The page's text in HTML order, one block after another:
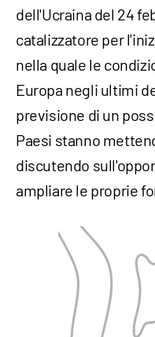
dell'Ucraina del 24
catalizzatore per
nella quale le
Europa negli ultimi
previsione di un
Paesi stanno
discutendo
ampliare le proprie